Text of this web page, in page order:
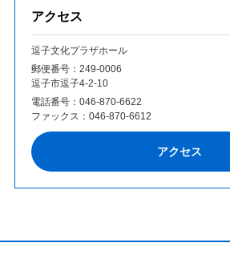
アクセス
逗子文化プラザホール
郵便番号：249‐0006
逗子市逗子4-2-10
電話番号： 046-870-6622
ファックス： 046-870-6612
アクセス